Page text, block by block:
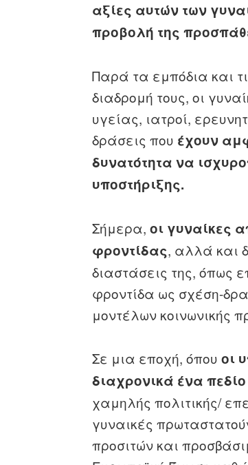
αξίες αυτών των
προβολή της
Παρά τα εμπόδια και
διαδρομή τους, οι
υγείας, ιατροί,
δράσεις που έχουν
δυνατότητα να
υποστήριξης.
Σήμερα, οι γυναίκες
φροντίδας, αλλά και
διαστάσεις της, όπως
φροντίδα ως σχέση-
μοντέλων κοινωνικής
Σε μια εποχή, όπουοι
διαχρονικά ένα
χαμηλής πολιτικής/
γυναικές
προσιτών και